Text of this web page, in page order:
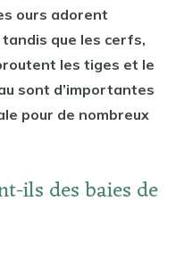
ours adorent
que les cerfs,
les tiges et le
sont d’importantes
pour de nombreux
ils des baies de